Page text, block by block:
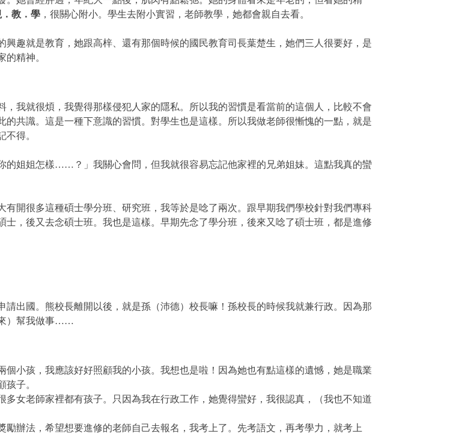
教．學 ，很關心附小。學生去附小實習，老師教學，她都會親自去看。
趣就是教育，她跟高梓、還有那個時候的國民教育司長葉楚生，她們三人很要好，是
精神。
我就很煩，我覺得那樣侵犯人家的隱私。所以我的習慣是看當前的這個人，比較不會
共識。這是一種下意識的習慣。對學生也是這樣。所以我做老師很慚愧的一點，就是
得。
的姐姐怎樣……？」我關心會問，但我就很容易忘記他家裡的兄弟姐妹。這點我真的蠻
開很多這種碩士學分班、研究班，我等於是唸了兩次。跟早期我們學校針對我們專科
，後又去念碩士班。我也是這樣。早期先念了學分班，後來又唸了碩士班，都是進修
出國。熊校長離開以後，就是孫（沛德）校長嘛！孫校長的時候我就兼行政。因為那
來）幫我做事……
小孩，我應該好好照顧我的小孩。我想也是啦！因為她也有點這樣的遺憾，她是職業
子。
女老師家裡都有孩子。只因為我在行政工作，她覺得蠻好，我很認真，（我也不知道
辦法，希望想要進修的老師自己去報名，我考上了。先考語文，再考學力，就考上